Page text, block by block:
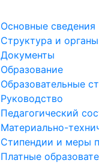
Основные сведения
Структура и
Документы
Образование
Образовательные
Руководство
Педагогический
Материально-
Стипендии и меры
Платные